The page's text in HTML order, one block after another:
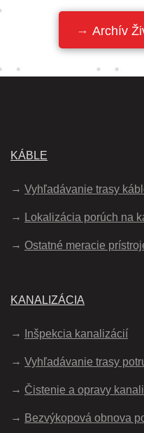
Archív
KÁBLE
Vyhľadávanie trasy
Lokalizácia porúch na
Ostatné meracie
KANALIZÁCIA
Inšpekcia kanalizácií
Vyhľadávanie trasy
Čistenie a opravy
Bezvýkopová obnova